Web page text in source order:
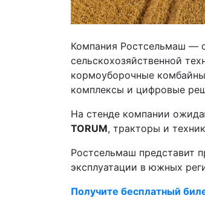
Компания Ростсельмаш —
сельскохозяйственной
кормоуборочные
комплексы и цифровые
На стенде компании
TORUM, тракторы и
Ростсельмаш представит
эксплуатации в южных
Получите бесплатный